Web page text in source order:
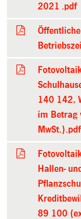
2021 .pdf
140 142,
im Betrag
MwSt.).pdf
Hallen-
89 100